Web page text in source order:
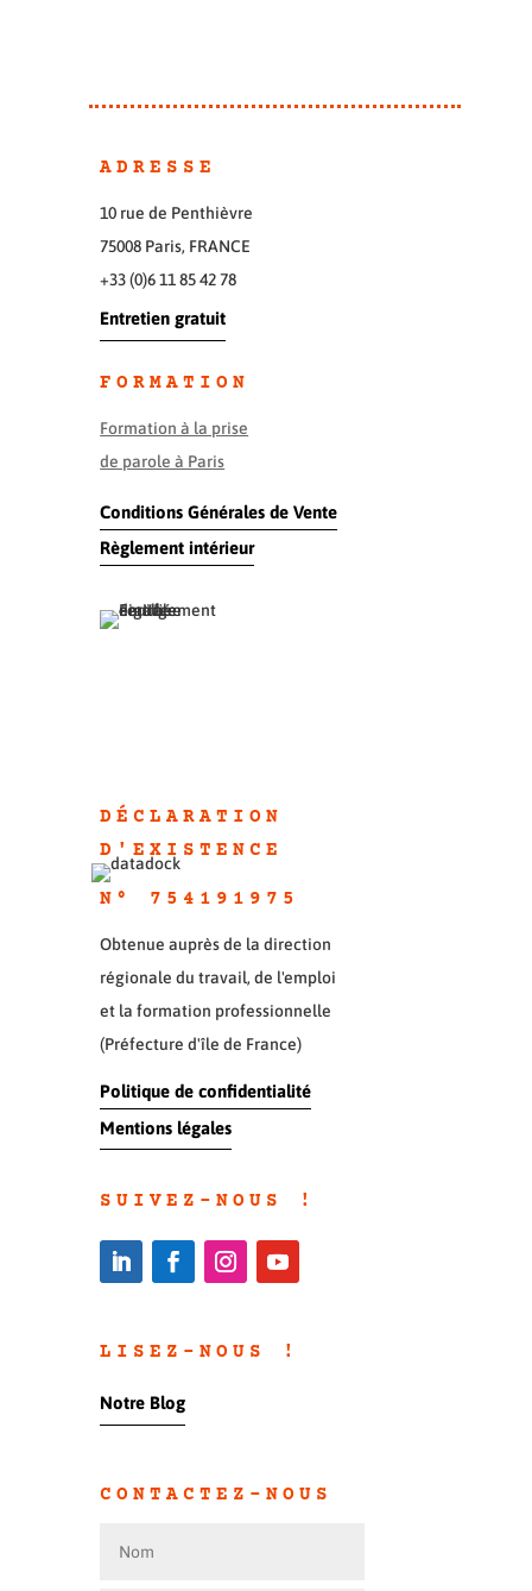
ADRESSE
10 rue de Penthièvre
75008 Paris, FRANCE
+33 (0)6 11 85 42 78
Entretien gratuit
FORMATION
Formation à la prise
de parole à Paris
Conditions Générales de Vente
Règlement intérieur
DÉCLARATION
D'EXISTENCE
N° 754191975
Obtenue auprès de la direction
régionale du travail, de l'emploi
et la formation professionnelle
(Préfecture d'île de France)
Politique de confidentialité
Mentions légales
SUIVEZ-NOUS !
LISEZ-NOUS !
Notre Blog
CONTACTEZ-NOUS